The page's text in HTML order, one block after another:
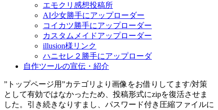
エモクリ感想投稿所
AI少女勝手にアップローダー
コイカツ勝手にアップローダー
カスタムメイドアップローダー
illusion様リンク
ハニセレ２勝手にアップローダ
自作ツールの宣伝・紹介
”トップページ用”カテゴリより画像をお借りしてます/対策
として有効ではなかったため、投稿形式にzipを復活させま
した。引き続きなりすまし、パスワード付き圧縮ファイルに